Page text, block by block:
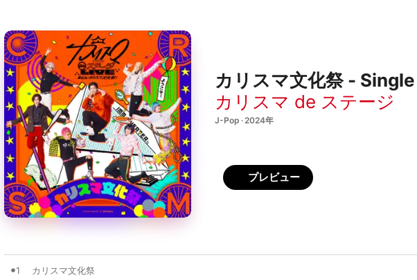
カリスマ文化祭 - Single
カリスマ de ステージ
J-Pop · 2024年
プレビュー
1 カリスマ文化祭